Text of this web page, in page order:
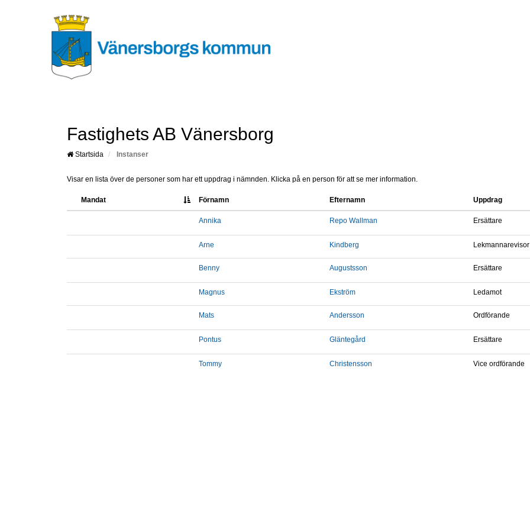
Fastighets AB Vänersborg
Startsida Instanser
Visar en lista över de personer som har ett uppdrag i nämnden. Klicka på en person för att se mer information.
Mandat Förnamn Efternamn Uppdrag
Annika Repo Wallman Ersättare
Arne Kindberg Lekmannarevisor
Benny Augustsson Ersättare
Magnus Ekström Ledamot
Mats Andersson Ordförande
Pontus Gläntegård Ersättare
Tommy Christensson Vice ordförande